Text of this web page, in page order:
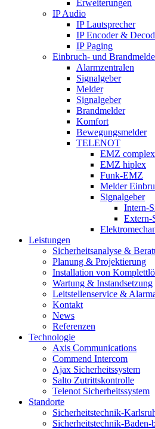
Erweiterungen
IP Audio
IP Lautsprecher
IP Encoder &
IP Paging
Einbruch- und
Alarmzentralen
Signalgeber
Melder
Signalgeber
Brandmelder
Komfort
Bewegungsmelder
TELENOT
EMZ
EMZ hiplex
Funk-EMZ
Melder
Signalgeber
Intern-
Extern-
Leistungen
Sicherheitsanalyse &
Planung & Projektierung​
Installation von
Wartung & Instandsetzung
Leitstellenservice &
Kontakt
News
Referenzen
Technologie
Axis Communications
Commend Intercom
Ajax Sicherheitssystem​
Salto Zutrittskontrolle
Telenot Sicherheitssystem
Standorte
Sicherheitstechnik-
Sicherheitstechnik-Baden-